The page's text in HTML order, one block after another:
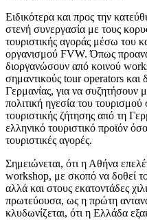
Ειδικότερα και προς την
στενή συνεργασία με τους
τουριστικής αγοράς μέσω του
οργανισμού FVW. Όπως
διοργανώσουν από κοινού
σημαντικούς tour operators και
Γερμανίας, για να συζητήσουν
πολιτική ηγεσία του
τουριστικής ζήτησης από τη
ελληνικό τουριστικό προϊόν
τουριστικές αγορές.
Σημειώνεται, ότι η Αθήνα
workshop, με σκοπό να δοθεί
αλλά και στους εκατοντάδες
πρωτεύουσα, ως η πρώτη
κλυδωνίζεται, ότι η Ελλάδα